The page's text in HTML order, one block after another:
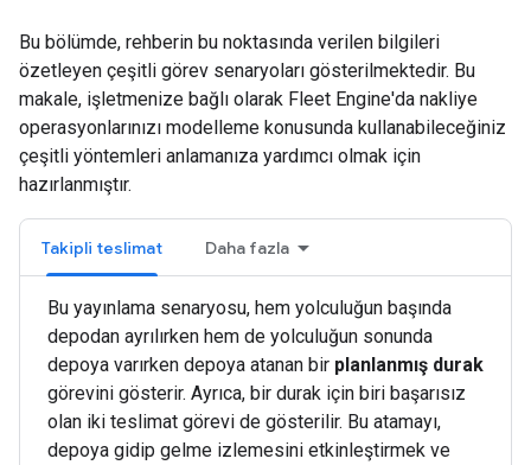
Bu bölümde, rehberin bu noktasında verilen bilgileri
özetleyen çeşitli görev senaryoları gösterilmektedir. Bu
makale, işletmenize bağlı olarak Fleet Engine'da nakliye
operasyonlarınızı modelleme konusunda kullanabileceğiniz
çeşitli yöntemleri anlamanıza yardımcı olmak için
hazırlanmıştır.
Takipli teslimat Daha fazla
Bu yayınlama senaryosu, hem yolculuğun başında
depodan ayrılırken hem de yolculuğun sonunda
depoya varırken depoya atanan bir planlanmış durak
görevini gösterir. Ayrıca, bir durak için biri başarısız
olan iki teslimat görevi de gösterilir. Bu atamayı,
depoya gidip gelme izlemesini etkinleştirmek ve